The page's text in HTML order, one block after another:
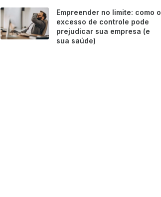
Empreender no limite: como o
excesso de controle pode
prejudicar sua empresa (e
sua saúde)